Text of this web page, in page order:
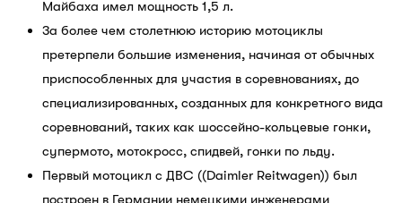
Майбаха имел мощность 1,5 л.
За более чем столетнюю историю мотоциклы
претерпели большие изменения, начиная от обычных
приспособленных для участия в соревнованиях, до
специализированных, созданных для конкретного вида
соревнований, таких как шоссейно-кольцевые гонки,
супермото, мотокросс, спидвей, гонки по льду.
Первый мотоцикл с ДВС ((Daimler Reitwagen)) был
построен в Германии немецкими инженерами